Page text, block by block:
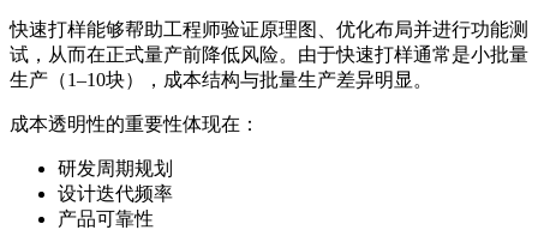
快速打样能够帮助工程师验证原理图、优化布局并进行功能测
试，从而在正式量产前降低风险。由于快速打样通常是小批量
生产（1–10块），成本结构与批量生产差异明显。
成本透明性的重要性体现在：
研发周期规划
设计迭代频率
产品可靠性